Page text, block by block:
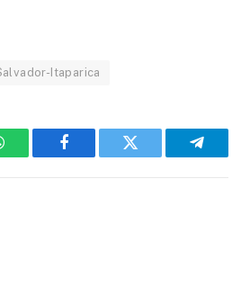
Itaparica
Facebook Twitter Telegram